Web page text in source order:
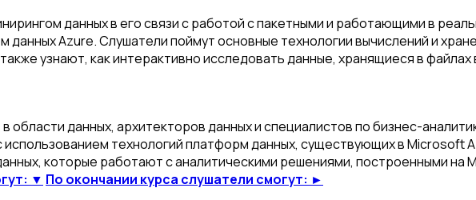
данных в его связи с работой с пакетными и работающими в
данных Azure. Слушатели поймут основные технологии вычислений и
узнают, как интерактивно исследовать данные, хранящиеся в файлах
области данных, архитекторов данных и специалистов по бизнес-
технологий платформ данных, существующих в Microsoft
которые работают с аналитическими решениями, построенными на
▼ По окончании курса слушатели смогут: ►